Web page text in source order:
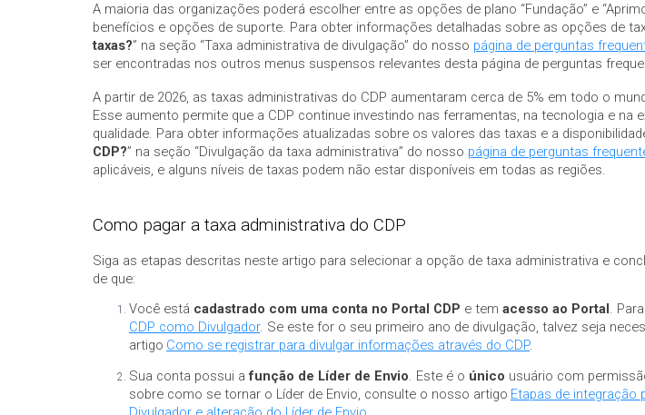
A maioria das organizações poderá escolher entre as opções de plano “Fundação” e
benefícios e opções de suporte. Para obter informações detalhadas sobre as opções de
taxas?” na seção “Taxa administrativa de divulgação” do nosso página de perguntas
ser encontradas nos outros menus suspensos relevantes desta página de perguntas
A partir de 2026, as taxas administrativas do CDP aumentaram cerca de 5% em todo o
Esse aumento permite que a CDP continue investindo nas ferramentas, na tecnologia e
qualidade. Para obter informações atualizadas sobre os valores das taxas e a
CDP?” na seção “Divulgação da taxa administrativa” do nosso página de perguntas
aplicáveis, e alguns níveis de taxas podem não estar disponíveis em todas as regiões.
Como pagar a taxa administrativa do CDP
Siga as etapas descritas neste artigo para selecionar a opção de taxa administrativa e
de que:
Você está cadastrado com uma conta no Portal CDP e tem acesso ao Portal.
CDP como Divulgador. Se este for o seu primeiro ano de divulgação, talvez seja
artigo Como se registrar para divulgar informações através do CDP.
Sua conta possui afunção de Líder de Envio . Este é o único usuário com
sobre como se tornar o Líder de Envio, consulte o nosso artigo Etapas de integração